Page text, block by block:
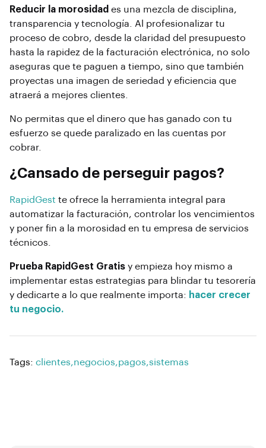
Reducir la morosidad es una mezcla de disciplina,
transparencia y tecnología. Al profesionalizar tu
proceso de cobro, desde la claridad del presupuesto
hasta la rapidez de la facturación electrónica, no solo
aseguras que te paguen a tiempo, sino que también
proyectas una imagen de seriedad y eficiencia que
atraerá a mejores clientes.
No permitas que el dinero que has ganado con tu
esfuerzo se quede paralizado en las cuentas por
cobrar.
¿Cansado de perseguir pagos?
RapidGest te ofrece la herramienta integral para
automatizar la facturación, controlar los vencimientos
y poner fin a la morosidad en tu empresa de servicios
técnicos.
Prueba RapidGest Gratis y empieza hoy mismo a
implementar estas estrategias para blindar tu tesorería
y dedicarte a lo que realmente importa: hacer crecer
tu negocio.
Tags: clientes,negocios,pagos,sistemas